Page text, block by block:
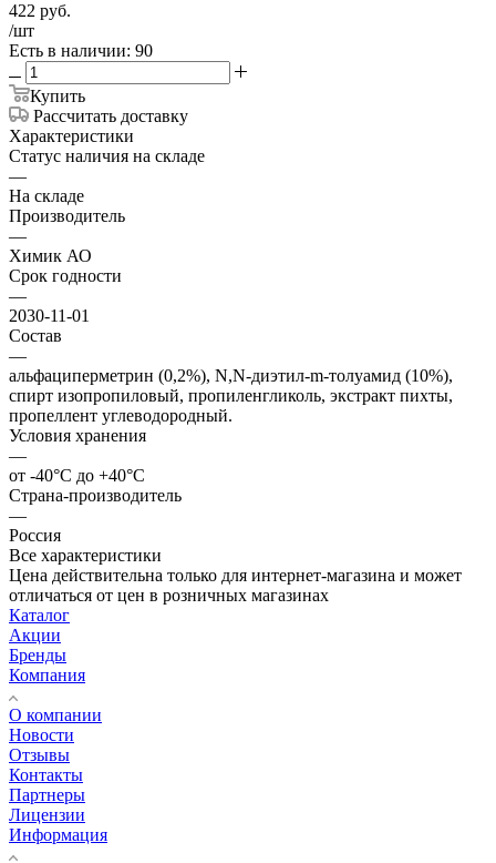
422 руб.
/шт
Есть в наличии: 90
Купить
Рассчитать доставку
Характеристики
Статус наличия на складе
—
На складе
Производитель
—
Химик АО
Срок годности
—
2030-11-01
Состав
—
альфациперметрин (0,2%), N,N-диэтил-m-толуамид (10%),
спирт изопропиловый, пропиленгликоль, экстракт пихты,
пропеллент углеводородный.
Условия хранения
—
от -40°С до +40°С
Страна-производитель
—
Россия
Все характеристики
Цена действительна только для интернет-магазина и может
отличаться от цен в розничных магазинах
Каталог
Акции
Бренды
Компания
О компании
Новости
Отзывы
Контакты
Партнеры
Лицензии
Информация